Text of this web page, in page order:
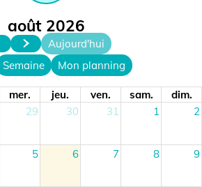
Aujourd'hui
Semaine Mon planning
août 2026
mer. jeu. ven. sam.
dim.
29 30 31 1 2
5 6 7 8 9